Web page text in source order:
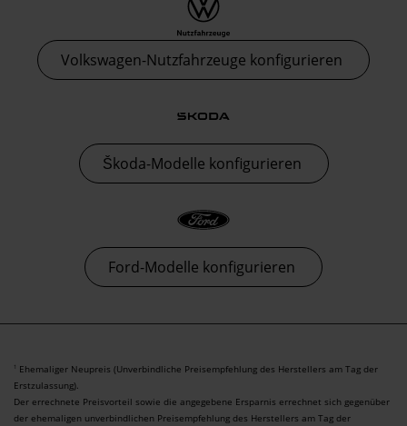
Volkswagen-Nutzfahrzeuge konfigurieren
Škoda-Modelle konfigurieren
Ford-Modelle konfigurieren
1 Ehemaliger Neupreis (Unverbindliche Preisempfehlung des Herstellers am Tag der
Erstzulassung).
Der errechnete Preisvorteil sowie die angegebene Ersparnis errechnet sich gegenüber
der ehemaligen unverbindlichen Preisempfehlung des Herstellers am Tag der